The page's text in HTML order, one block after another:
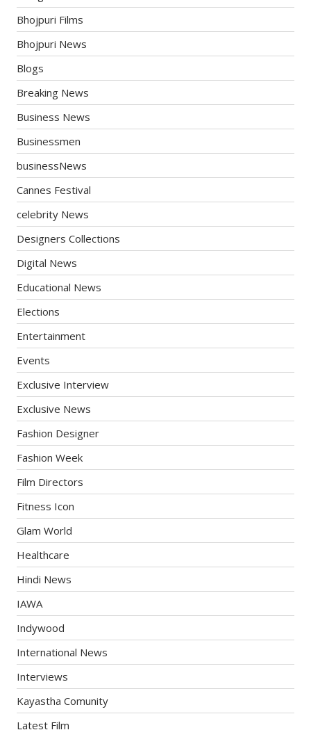
Bhojpuri Films
Bhojpuri News
Blogs
Breaking News
Business News
Businessmen
businessNews
Cannes Festival
celebrity News
Designers Collections
Digital News
Educational News
Elections
Entertainment
Events
Exclusive Interview
Exclusive News
Fashion Designer
Fashion Week
Film Directors
Fitness Icon
Glam World
Healthcare
Hindi News
IAWA
Indywood
International News
Interviews
Kayastha Comunity
Latest Film